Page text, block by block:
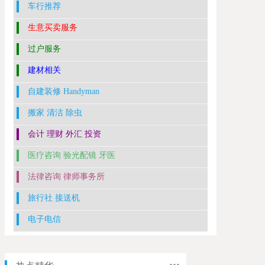
车行推荐
生意买卖服务
过户服务
建材相关
自建装修 Handyman
搬家 清洁 除虫
会计 理财 外汇 投资
医疗咨询 验光配镜 牙医
法律咨询 律师事务所
旅行社 接送机
电子电信